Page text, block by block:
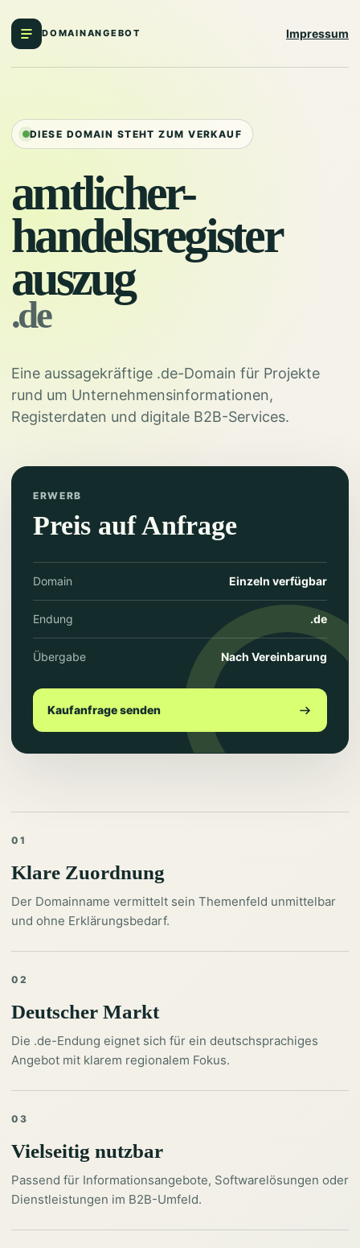
DOMAINANGEBOT Impressum
DIESE DOMAIN STEHT ZUM VERKAUF
amtlicher-
handelsregister
auszug
.de
Eine aussagekräftige .de-Domain für Projekte
rund um Unternehmensinformationen,
Registerdaten und digitale B2B-Services.
ERWERB
Preis auf Anfrage
Domain Einzeln verfügbar
Endung .de
Übergabe Nach Vereinbarung
Kaufanfrage senden
01
Klare Zuordnung
Der Domainname vermittelt sein Themenfeld unmittelbar
und ohne Erklärungsbedarf.
02
Deutscher Markt
Die .de-Endung eignet sich für ein deutschsprachiges
Angebot mit klarem regionalem Fokus.
03
Vielseitig nutzbar
Passend für Informationsangebote, Softwarelösungen oder
Dienstleistungen im B2B-Umfeld.